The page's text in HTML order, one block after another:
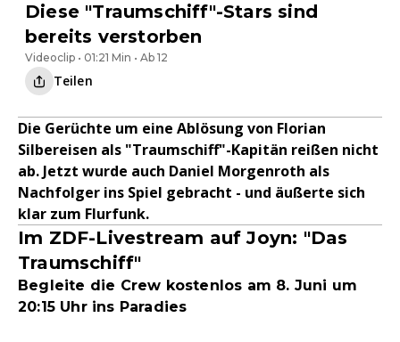
Diese "Traumschiff"-Stars sind
bereits verstorben
Videoclip • 01:21 Min • Ab 12
Teilen
Die Gerüchte um eine Ablösung von Florian
Silbereisen als "Traumschiff"-Kapitän reißen nicht
ab. Jetzt wurde auch Daniel Morgenroth als
Nachfolger ins Spiel gebracht - und äußerte sich
klar zum Flurfunk.
Im ZDF-Livestream auf Joyn: "Das
Traumschiff"
Begleite die Crew kostenlos am 8. Juni um
20:15 Uhr ins Paradies